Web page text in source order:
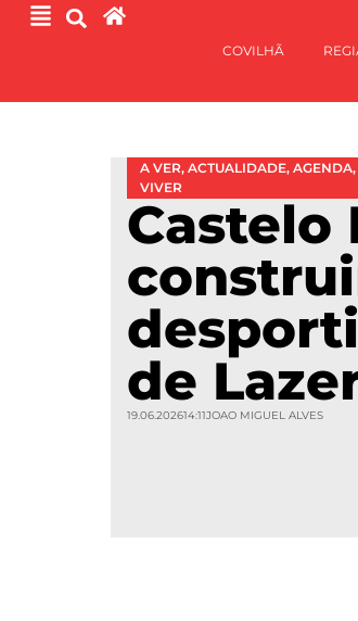
COVILHÃ
A VER, ACTUALIDADE, AGENDA,
VIVER
Castelo
de
19.06.202614:11JOAO MIGUEL ALVES